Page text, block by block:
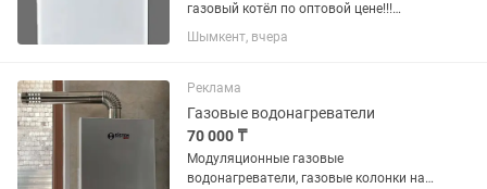
газовый котёл по оптовой цене!!!
Общие характеристики Код товара:
152150983 Тип отопительного котла
классический Горелка газовая
Количество...
Шымкент, вчера
Реклама
Газовые водонагреватели
70 000 ₸
Модуляционные газовые
водонагреватели, газовые колонки на